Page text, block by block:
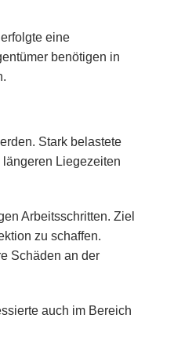
eine
benötigen in
Stark belastete
längeren Liegezeiten
Arbeitsschritten. Ziel
zu schaffen.
Schäden an der
auch im Bereich